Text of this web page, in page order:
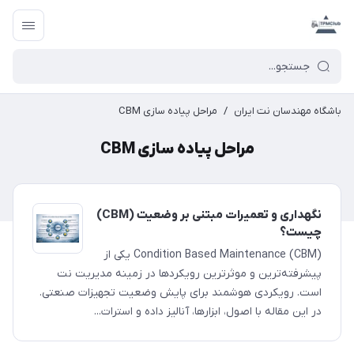
باشگاه مهندسان نت ایران / مراحل پیاده سازی CBM
مراحل پیاده سازی CBM
نگهداری و تعمیرات مبتنی بر وضعیت (CBM)
چیست؟
Condition Based Maintenance (CBM) یکی از
پیشرفته‌ترین و موثرترین رویکردها در زمینه مدیریت نت
است. رویکردی هوشمند برای پایش وضعیت تجهیزات صنعتی.
در این مقاله با اصول، ابزارها، آنالیز داده و استرات...